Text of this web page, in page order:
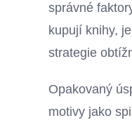
správné
kupují knihy,
strategie
Opakovaný
motivy jako